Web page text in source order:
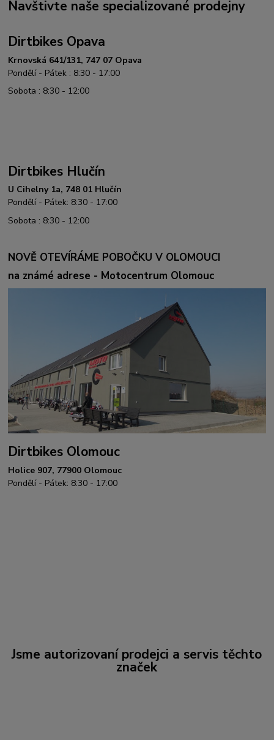
Navštivte naše specializované prodejny
Dirtbikes Opava
Krnovská 641/131, 747 07 Opava
Pondělí - Pátek : 8:30 - 17:00
Sobota : 8:30 - 12:00
Dirtbikes Hlučín
U Cihelny 1a, 748 01 Hlučín
Pondělí - Pátek: 8:30 - 17:00
Sobota : 8:30 - 12:00
NOVĚ OTEVÍRÁME POBOČKU V OLOMOUCI
na známé adrese - Motocentrum Olomouc
Dirtbikes Olomouc
Holice 907, 77900 Olomouc
Pondělí - Pátek: 8:30 - 17:00
Jsme autorizovaní prodejci a servis těchto
značek